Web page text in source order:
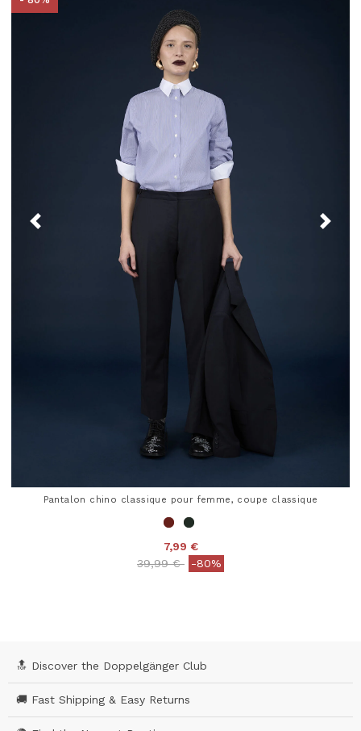
Pantalon chino classique pour femme, coupe classique
7,99 €
Price reduced from
39,99 €to-80%
🔝 Discover the Doppelgänger Club
🚚 Fast Shipping & Easy Returns